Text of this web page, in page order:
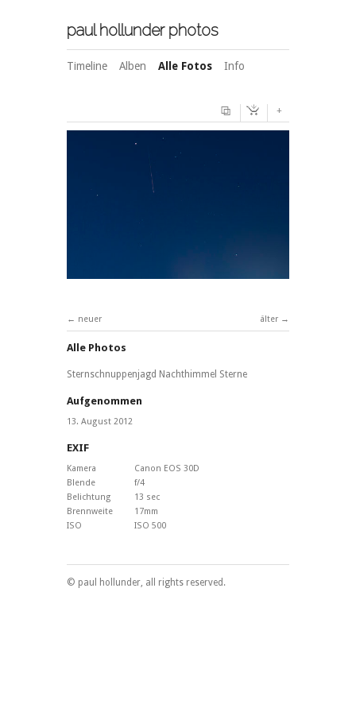
paul hollunder photos
Timeline Alben Alle Fotos Info
+
älter
neuer
Alle Photos
Sternschnuppenjagd Nachthimmel Sterne
Aufgenommen
13. August 2012
EXIF
Kamera
Canon EOS 30D
Blende
f/4
Belichtung
13 sec
Brennweite
17mm
ISO
ISO 500
© paul hollunder, all rights reserved.